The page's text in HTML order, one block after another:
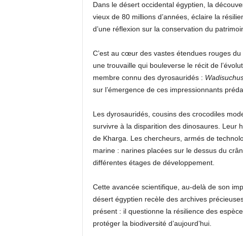
Dans le désert occidental égyptien, la
vieux de 80 millions d’années, éclaire la
d’une réflexion sur la conservation du
C’est au cœur des vastes étendues rouges
une trouvaille qui bouleverse le récit de
membre connu des dyrosauridés :
sur l’émergence de ces impressionnants
Les dyrosauridés, cousins des crocodiles
survivre à la disparition des dinosaures. Leur
de Kharga. Les chercheurs, armés de
marine : narines placées sur le dessus du
différentes étages de développement.
Cette avancée scientifique, au-delà de son
désert égyptien recèle des archives
présent : il questionne la résilience des
protéger la biodiversité d’aujourd’hui.